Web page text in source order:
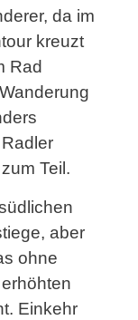
da im
kreuzt
Rad
Teil.
aber
ohne
Einkehr